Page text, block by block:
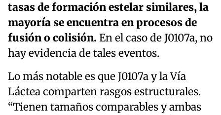
tasas de formación estelar similares, la
mayoría se encuentra en procesos de
fusión o colisión. En el caso de J0107a, no
hay evidencia de tales eventos.
Lo más notable es que J0107a y la Vía
Láctea comparten rasgos estructurales.
“Tienen tamaños comparables y ambas